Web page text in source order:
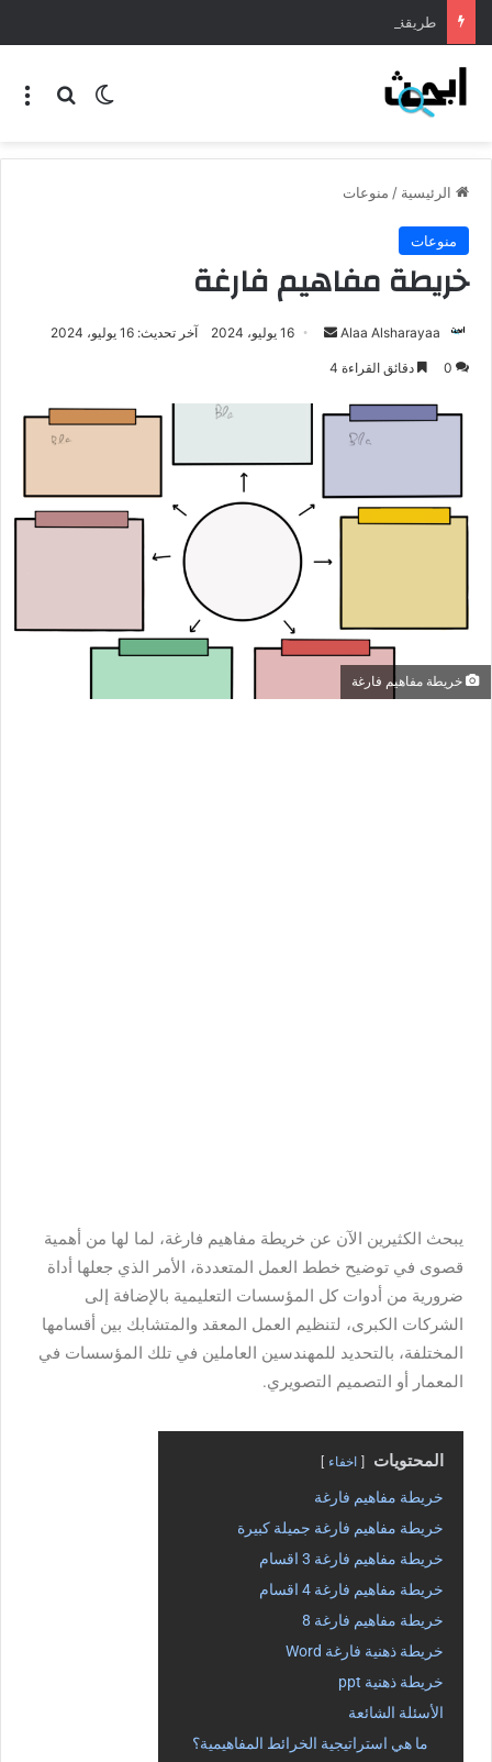
طريقة عمل المنسف الاردني
الرئيسية / منوعات
منوعات
خريطة مفاهيم فارغة
Alaa Alsharayaa 16 يوليو، 2024 آخر تحديث: 16 يوليو، 2024
0 دقائق القراءة 4
خريطة مفاهيم فارغة
يبحث الكثيرين الآن عن خريطة مفاهيم فارغة، لما لها من أهمية
قصوى في توضيح خطط العمل المتعددة، الأمر الذي جعلها أداة
ضرورية من أدوات كل المؤسسات التعليمية بالإضافة إلى
الشركات الكبرى، لتنظيم العمل المعقد والمتشابك بين أقسامها
المختلفة، بالتحديد للمهندسين العاملين في تلك المؤسسات في
المعمار أو التصميم التصويري.
المحتويات اخفاء
خريطة مفاهيم فارغة
خريطة مفاهيم فارغة جميلة كبيرة
خريطة مفاهيم فارغة 3 اقسام
خريطة مفاهيم فارغة 4 اقسام
خريطة مفاهيم فارغة 8
خريطة ذهنية فارغة Word
خريطة ذهنية ppt
الأسئلة الشائعة
ما هي استراتيجية الخرائط المفاهيمية؟